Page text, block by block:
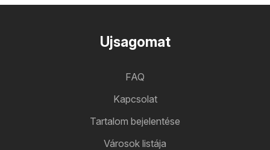
Ujsagomat
FAQ
Kapcsolat
Tartalom bejelentése
Városok listája